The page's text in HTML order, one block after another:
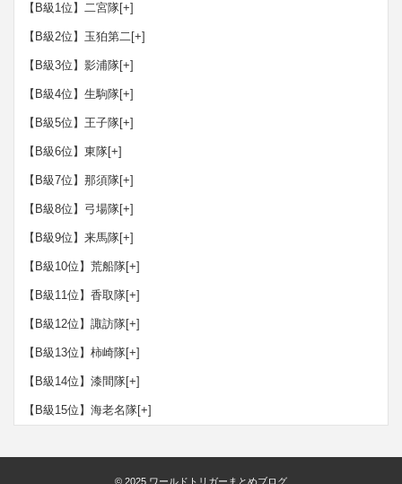
【B級1位】二宮隊[+]
【B級2位】玉狛第二[+]
【B級3位】影浦隊[+]
【B級4位】生駒隊[+]
【B級5位】王子隊[+]
【B級6位】東隊[+]
【B級7位】那須隊[+]
【B級8位】弓場隊[+]
【B級9位】来馬隊[+]
【B級10位】荒船隊[+]
【B級11位】香取隊[+]
【B級12位】諏訪隊[+]
【B級13位】柿崎隊[+]
【B級14位】漆間隊[+]
【B級15位】海老名隊[+]
© 2025 ワールドトリガーまとめブログ